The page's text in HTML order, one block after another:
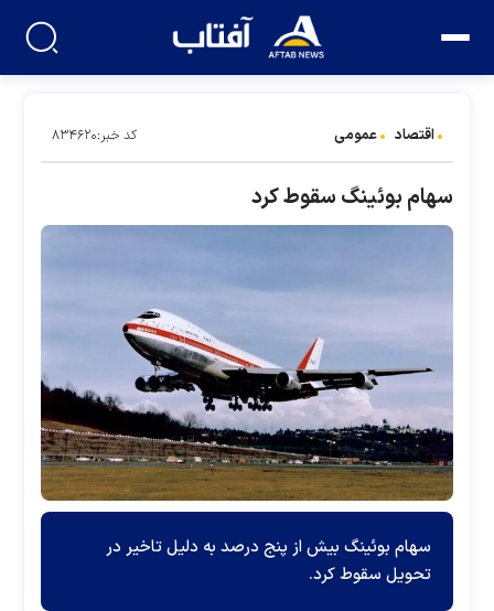
اقتصاد عمومی کد خبر:۸۳۴۶۲۰
سهام بوئینگ سقوط کرد
سهام بوئینگ بیش از پنج درصد به دلیل تاخیر در
تحویل سقوط کرد.